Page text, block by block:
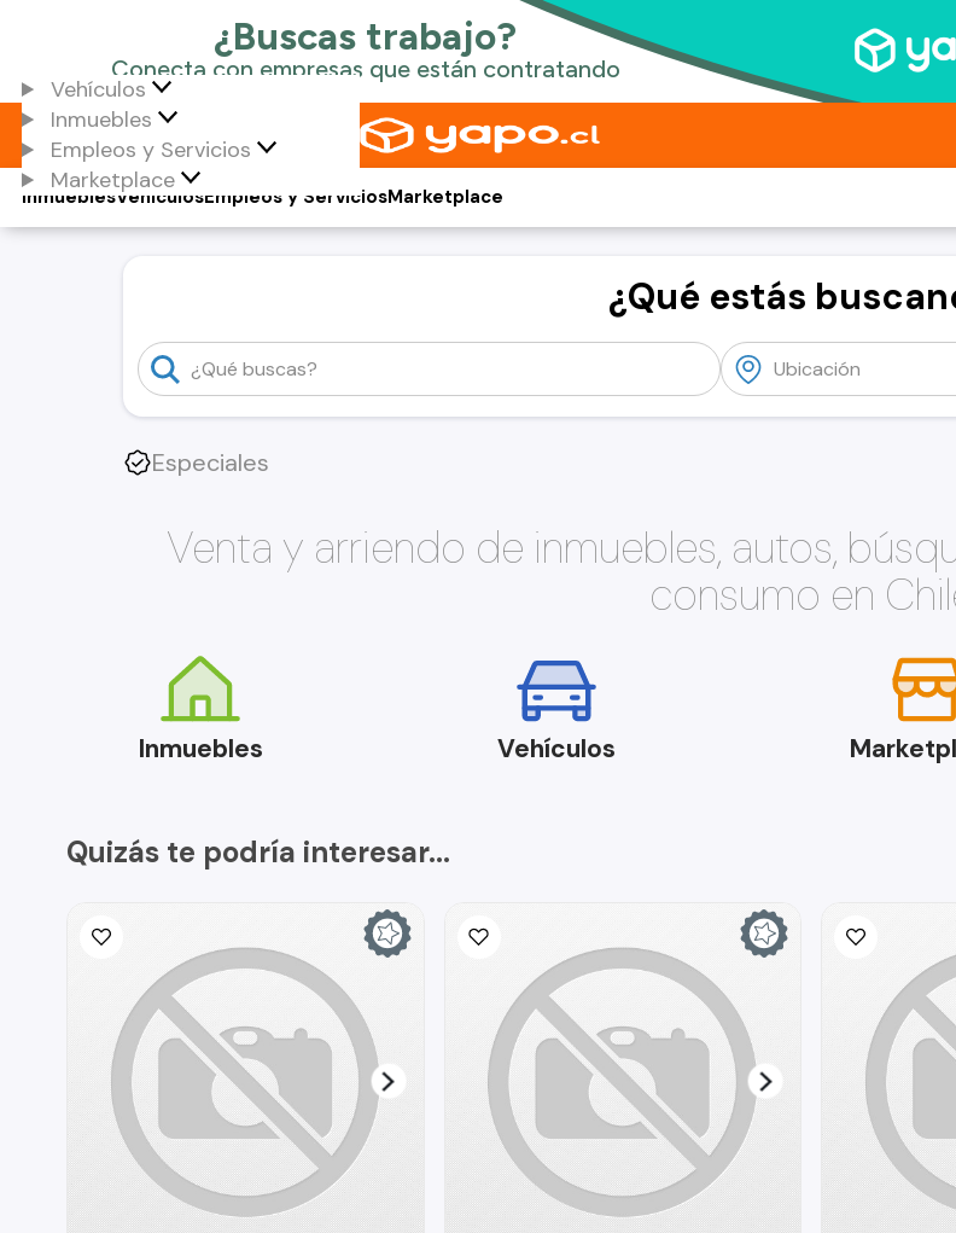
Vehículos
Inmuebles
Empleos y Servicios
Marketplace
Vehículos
Inmuebles Empleos y ServiciosMarketplace
¿Qué estás
Especiales
Venta y arriendo de inmuebles, autos,
consumo en
Inmuebles Vehículos
Quizás te podría interesar...